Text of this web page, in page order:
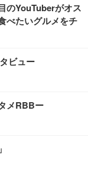
のYouTuberがオス
べたいグルメをチ
ビュー
メRBBー